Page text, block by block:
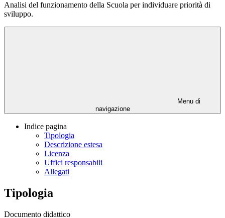
Analisi del funzionamento della Scuola per individuare priorità di
sviluppo.
Menu di
navigazione
Indice pagina
Tipologia
Descrizione estesa
Licenza
Uffici responsabili
Allegati
Tipologia
Documento didattico